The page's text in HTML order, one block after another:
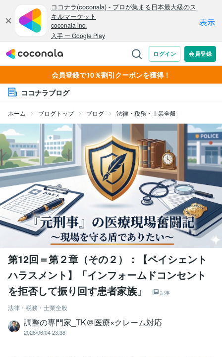
会員登録で10％割引クーポンを獲得！
ココナラブログ
ホーム ブログトップ ブログ 法律・税務・士業全般
第12回＝第２章（その２）：【ペイシェント
ハラスメント】「インフォームドコンセント
を拒否して振り回す患者家族」
記事
法律・税務・士業全般
調整の専門家_TK＠医療×クレーム対応
2026/06/04 23:38